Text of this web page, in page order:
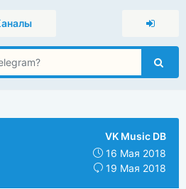
VK Music DB
16 Мая 2018
19 Мая 2018